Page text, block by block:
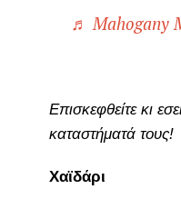
♬ Mahogany
Επισκεφθείτε κι
καταστήματά τους!
Χαϊδάρι